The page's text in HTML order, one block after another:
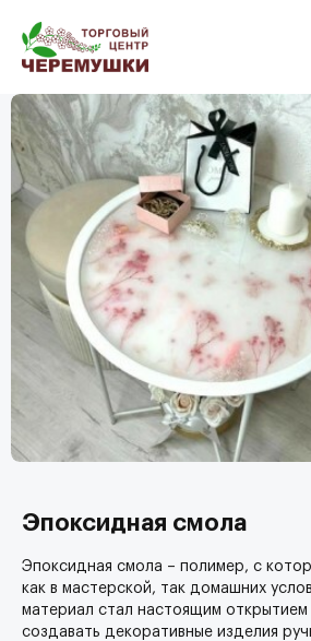
Как добраться
Контакты
Все магазины
Бытовая техника и
Салоны связи
Компьютеры и ноутбуки
Оргтехника
Мобильные телефоны
Мебель и товары для дома
Мягкая мебель
Корпусная мебель
Матрасы и кровати
Офисная мебель
Детские товары
Эпоксидная смола
Эпоксидная смола – полимер, с
как в мастерской, так домашних
материал стал настоящим
создавать декоративные изделия